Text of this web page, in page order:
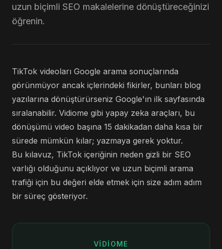
uzun biçimli SEO makalelerine dönüştüreceğinizi
öğrenin.
TikTok videoları Google arama sonuçlarında
görünmüyor ancak içlerindeki fikirler, bunları blog
yazılarına dönüştürürseniz Google'ın ilk sayfasında
sıralanabilir. Vidiome gibi yapay zeka araçları, bu
dönüşümü video başına 15 dakikadan daha kısa bir
sürede mümkün kılar; yazmaya gerek yoktur.
Bu kılavuz, TikTok içeriğinin neden gizli bir SEO
varlığı olduğunu açıklıyor ve uzun biçimli arama
trafiği için bu değeri elde etmek için size adım adım
bir süreç gösteriyor.
VIDIOME